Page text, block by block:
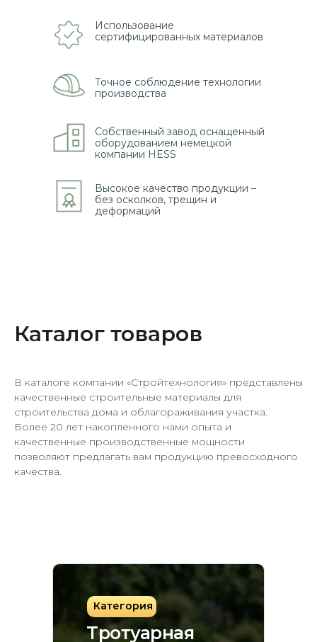
Использование
сертифицированных материалов
Точное соблюдение технологии
производства
Собственный завод оснащенный
оборудованием немецкой
компании HESS
Высокое качество продукции –
без осколков, трещин и
деформаций
Каталог товаров
В каталоге компании «Стройтехнология» представлены
качественные строительные материалы для
строительства дома и облагораживания участка.
Более 20 лет накопленного нами опыта и
качественные производственные мощности
позволяют предлагать вам продукцию превосходного
качества.
Тротуарная
Категория